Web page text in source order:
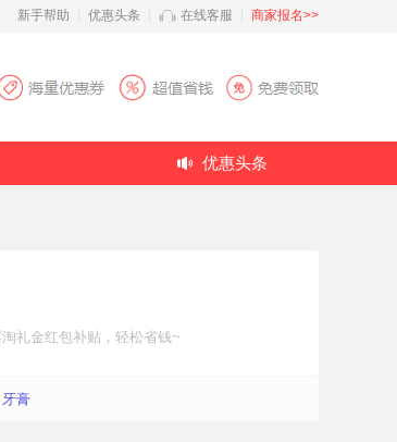
新手帮助 优惠头条 在线客服 商家报名>>
优惠头条
淘礼金红包补贴 ，轻松省钱~
牙膏